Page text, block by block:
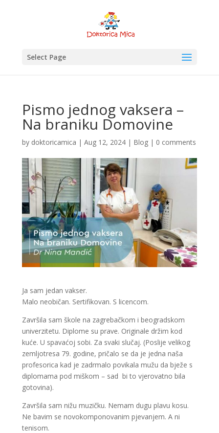
Select Page
Pismo jednog vaksera –
Na braniku Domovine
by doktoricamica | Aug 12, 2024| Blog| 0 comments
Ja sam jedan vakser.
Malo neobičan. Sertifikovan. S licencom.
Završila sam škole na zagrebačkom i beogradskom
univerzitetu. Diplome su prave. Originale držim kod
kuće. U spavaćoj sobi. Za svaki slučaj. (Poslije velikog
zemljotresa 79. godine, pričalo se da je jedna naša
profesorica kad je zadrmalo povikala mužu da bježe s
diplomama pod miškom – sad bi to vjerovatno bila
gotovina).
Završila sam nižu muzičku. Nemam dugu plavu kosu.
Ne bavim se novokomponovanim pjevanjem. A ni
tenisom.